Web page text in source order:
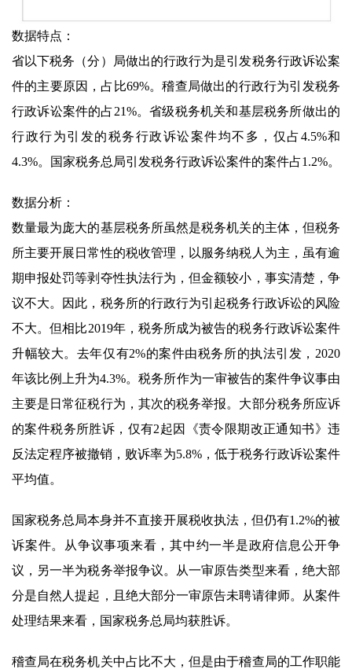
数据特点：
省以下税务（分）局做出的行政行为是引发税务行政诉讼案
件的主要原因，占比69%。稽查局做出的行政行为引发税务
行政诉讼案件的占21%。省级税务机关和基层税务所做出的
行政行为引发的税务行政诉讼案件均不多，仅占4.5%和
4.3%。国家税务总局引发税务行政诉讼案件的案件占1.2%。
数据分析：
数量最为庞大的基层税务所虽然是税务机关的主体，但税务
所主要开展日常性的税收管理，以服务纳税人为主，虽有逾
期申报处罚等剥夺性执法行为，但金额较小，事实清楚，争
议不大。因此，税务所的行政行为引起税务行政诉讼的风险
不大。但相比2019年，税务所成为被告的税务行政诉讼案件
升幅较大。去年仅有2%的案件由税务所的执法引发，2020
年该比例上升为4.3%。税务所作为一审被告的案件争议事由
主要是日常征税行为，其次的税务举报。大部分税务所应诉
的案件税务所胜诉，仅有2起因《责令限期改正通知书》违
反法定程序被撤销，败诉率为5.8%，低于税务行政诉讼案件
平均值。
国家税务总局本身并不直接开展税收执法，但仍有1.2%的被
诉案件。从争议事项来看，其中约一半是政府信息公开争
议，另一半为税务举报争议。从一审原告类型来看，绝大部
分是自然人提起，且绝大部分一审原告未聘请律师。从案件
处理结果来看，国家税务总局均获胜诉。
稽查局在税务机关中占比不大，但是由于稽查局的工作职能